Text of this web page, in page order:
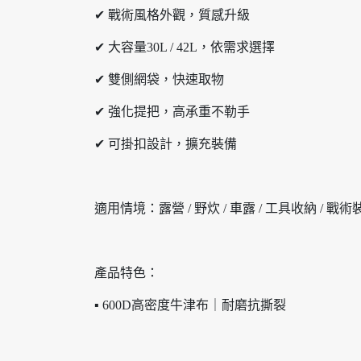
✔ 戰術風格外觀，質感升級
✔ 大容量30L / 42L，依需求選擇
✔ 雙側網袋，快速取物
✔ 強化提把，高承重不勒手
✔ 可掛扣設計，擴充裝備
適用情境：露營 / 野炊 / 車露 / 工具收納 / 戰術
產品特色：
▪ 600D高密度牛津布｜耐磨抗撕裂